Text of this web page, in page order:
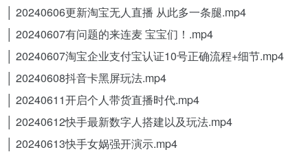
│ 20240606更新淘宝无人直播 从此多一条腿.mp4
│ 20240607有问题的来连麦 宝宝们！.mp4
│ 20240607淘宝企业支付宝认证10号正确流程+细节.mp4
│ 20240608抖音卡黑屏玩法.mp4
│ 20240611开启个人带货直播时代.mp4
│ 20240612快手最新数字人搭建以及玩法.mp4
│ 20240613快手女娲强开演示.mp4